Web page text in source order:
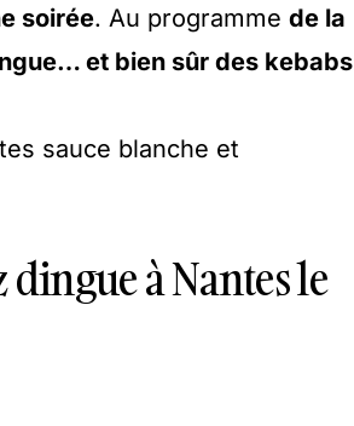
soirée. Au programme de la
et bien sûr des kebabs
sauce blanche et
dingue à Nantes le